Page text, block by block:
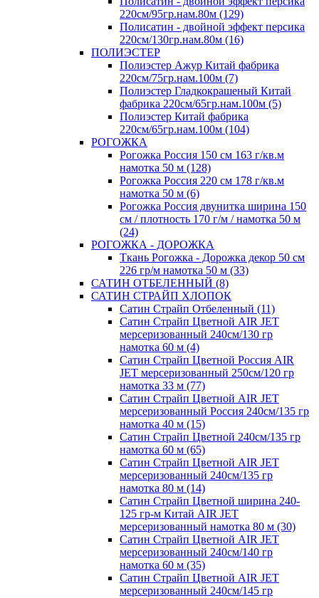
220см/95гр.нам.80м (129)
Полисатин - двойной эффект персика
220см/130гр.нам.80м (16)
ПОЛИЭСТЕР
Полиэстер Ажур Китай фабрика
220см/75гр.нам.100м (7)
Полиэстер Гладкокрашеный Китай
фабрика 220см/65гр.нам.100м (5)
Полиэстер Китай фабрика
220см/65гр.нам.100м (104)
РОГОЖКА
Рогожка Россия 150 см 163 г/кв.м
намотка 50 м (128)
Рогожка Россия 220 см 178 г/кв.м
намотка 50 м (6)
Рогожка Россия двунитка ширина 150
см / плотность 170 г/м / намотка 50 м
(24)
РОГОЖКА - ДОРОЖКА
Ткань Рогожка - Дорожка декор 50 см
226 гр/м намотка 50 м (33)
САТИН ОТБЕЛЕННЫЙ (8)
САТИН СТРАЙП ХЛОПОК
Сатин Страйп Отбеленный (11)
Сатин Страйп Цветной AIR JET
мерсеризованный 240см/130 гр
намотка 60 м (4)
Сатин Страйп Цветной Россия AIR
JET мерсеризованный 250см/120 гр
намотка 33 м (77)
Сатин Страйп Цветной AIR JET
мерсеризованный Россия 240см/135 гр
намотка 40 м (15)
Сатин Страйп Цветной 240см/135 гр
намотка 60 м (65)
Сатин Страйп Цветной AIR JET
мерсеризованный 240см/135 гр
намотка 80 м (14)
Сатин Страйп Цветной ширина 240-
125 гр-м Китай AIR JET
мерсеризованный намотка 80 м (30)
Сатин Страйп Цветной AIR JET
мерсеризованный 240см/140 гр
намотка 60 м (35)
Сатин Страйп Цветной AIR JET
мерсеризованный 240см/145 гр